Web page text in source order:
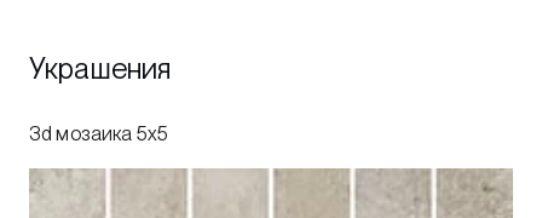
Украшения
3d мозаика 5x5